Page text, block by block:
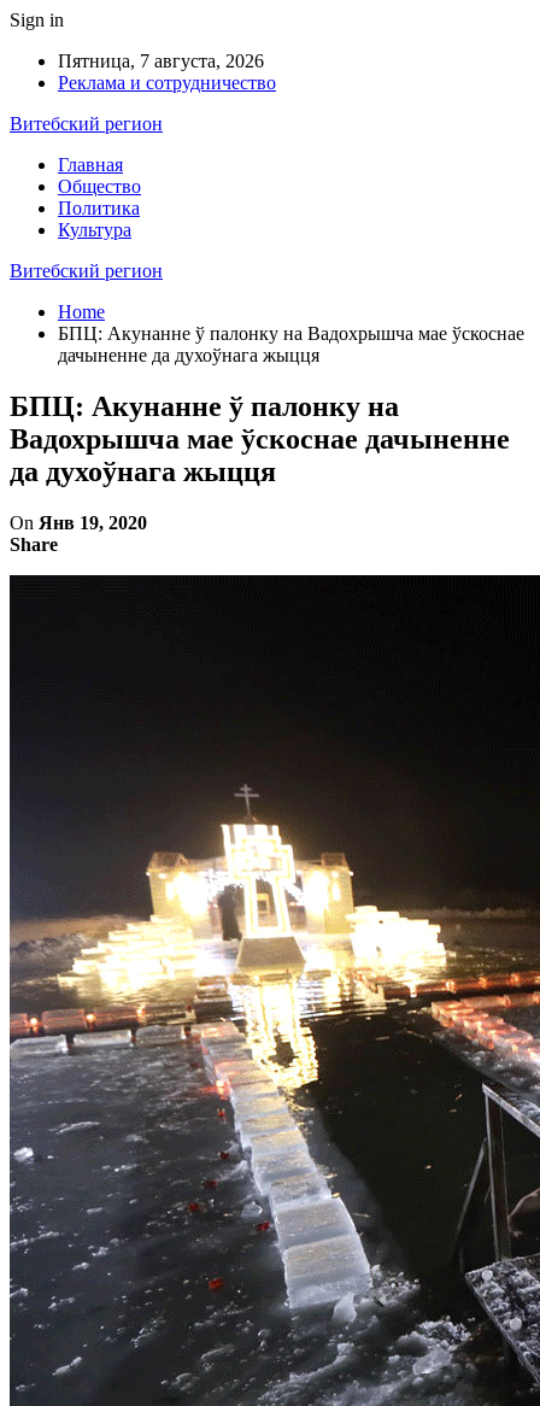
Sign in
Пятница, 7 августа, 2026
Реклама и сотрудничество
Витебский регион
Главная
Общество
Политика
Культура
Витебский регион
Home
БПЦ: Акунанне ў палонку на Вадохрышча мае ўскоснае
дачыненне да духоўнага жыцця
БПЦ: Акунанне ў палонку на
Вадохрышча мае ўскоснае дачыненне
да духоўнага жыцця
On Янв 19, 2020
Share